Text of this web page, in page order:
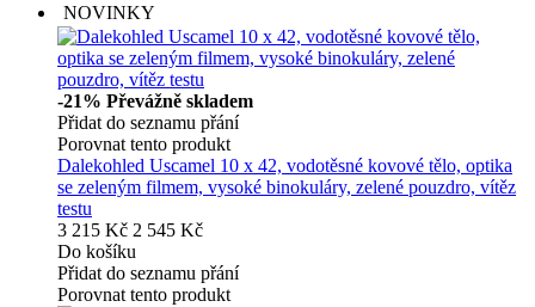
NOVINKY
-21% Převážně skladem
Přidat do seznamu přání
Porovnat tento produkt
Dalekohled Uscamel 10 x 42, vodotěsné kovové tělo, optika
se zeleným filmem, vysoké binokuláry, zelené pouzdro, vítěz
testu
3 215 Kč 2 545 Kč
Do košíku
Přidat do seznamu přání
Porovnat tento produkt